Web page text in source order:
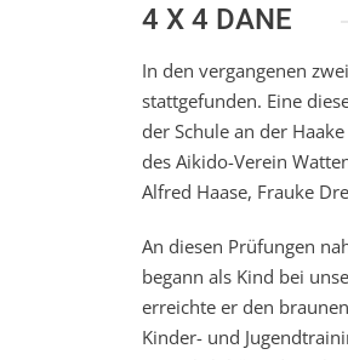
4 X 4 DANE
In den vergangenen
stattgefunden. Eine
der Schule an der
des Aikido-Verein
Alfred Haase, Frauke
An diesen Prüfungen
begann als Kind bei
erreichte er den
Kinder- und